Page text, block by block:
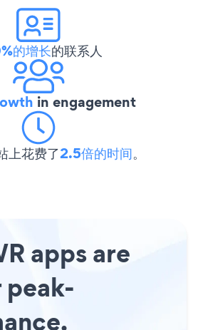
的增长的联系人
in engagement
上花费了2.5倍的时间。
apps are